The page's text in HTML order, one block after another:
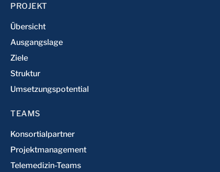
PROJEKT
Übersicht
Ausgangslage
Ziele
Struktur
Umsetzungspotential
TEAMS
Konsortialpartner
Projektmanagement
Telemedizin-Teams